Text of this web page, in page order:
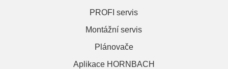
PROFI servis
Montážní servis
Plánovače
Aplikace HORNBACH